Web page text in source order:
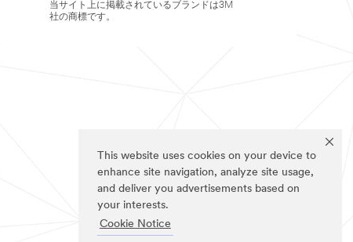
This website uses cookies on your device to
enhance site navigation, analyze site usage,
and deliver you advertisements based on
your interests.
Cookie Notice
当サイト上に掲載されているブランドは3M
社の商標です。